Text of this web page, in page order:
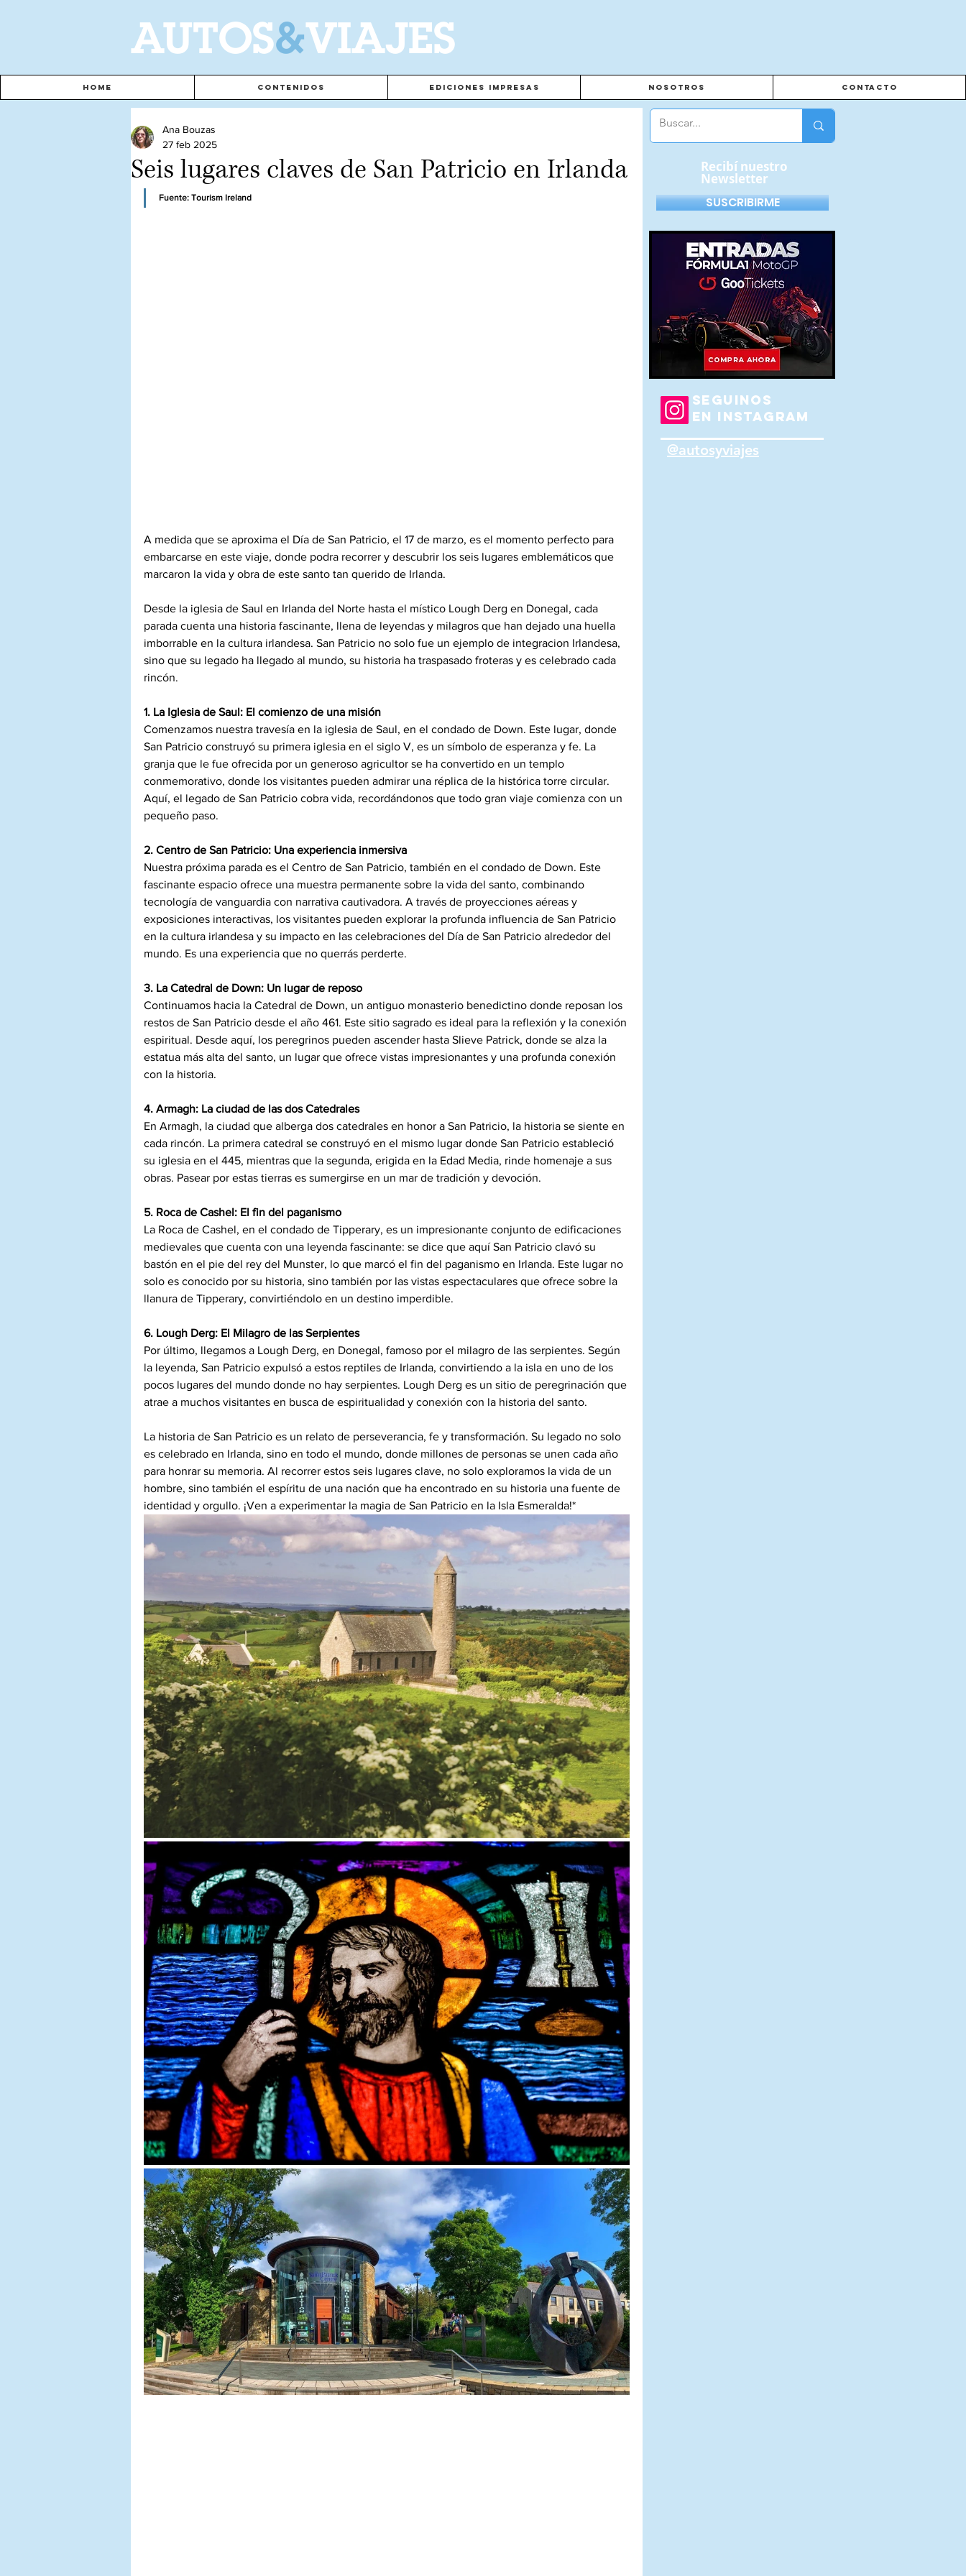
AUTOS&VIAJES
Home Contenidos Ediciones Impresas Nosotros Contacto
Seis lugares claves de San Patricio en Irlanda
Ana Bouzas
27 feb 2025
Fuente: Tourism Ireland
A medida que se aproxima el Día de San Patricio, el 17 de marzo, es el momento perfecto para
embarcarse en este viaje, donde podra recorrer y descubrir los seis lugares emblemáticos que
marcaron la vida y obra de este santo tan querido de Irlanda.
Desde la iglesia de Saul en Irlanda del Norte hasta el místico Lough Derg en Donegal, cada
parada cuenta una historia fascinante, llena de leyendas y milagros que han dejado una huella
imborrable en la cultura irlandesa. San Patricio no solo fue un ejemplo de integracion Irlandesa,
sino que su legado ha llegado al mundo, su historia ha traspasado froteras y es celebrado cada
rincón.
1. La Iglesia de Saul: El comienzo de una misión
Comenzamos nuestra travesía en la iglesia de Saul, en el condado de Down. Este lugar, donde
San Patricio construyó su primera iglesia en el siglo V, es un símbolo de esperanza y fe. La
granja que le fue ofrecida por un generoso agricultor se ha convertido en un templo
conmemorativo, donde los visitantes pueden admirar una réplica de la histórica torre circular.
Aquí, el legado de San Patricio cobra vida, recordándonos que todo gran viaje comienza con un
pequeño paso.
2. Centro de San Patricio: Una experiencia inmersiva
Nuestra próxima parada es el Centro de San Patricio, también en el condado de Down. Este
fascinante espacio ofrece una muestra permanente sobre la vida del santo, combinando
tecnología de vanguardia con narrativa cautivadora. A través de proyecciones aéreas y
exposiciones interactivas, los visitantes pueden explorar la profunda influencia de San Patricio
en la cultura irlandesa y su impacto en las celebraciones del Día de San Patricio alrededor del
mundo. Es una experiencia que no querrás perderte.
3. La Catedral de Down: Un lugar de reposo
Continuamos hacia la Catedral de Down, un antiguo monasterio benedictino donde reposan los
restos de San Patricio desde el año 461. Este sitio sagrado es ideal para la reflexión y la conexión
espiritual. Desde aquí, los peregrinos pueden ascender hasta Slieve Patrick, donde se alza la
estatua más alta del santo, un lugar que ofrece vistas impresionantes y una profunda conexión
con la historia.
4. Armagh: La ciudad de las dos Catedrales
En Armagh, la ciudad que alberga dos catedrales en honor a San Patricio, la historia se siente en
cada rincón. La primera catedral se construyó en el mismo lugar donde San Patricio estableció
su iglesia en el 445, mientras que la segunda, erigida en la Edad Media, rinde homenaje a sus
obras. Pasear por estas tierras es sumergirse en un mar de tradición y devoción.
5. Roca de Cashel: El fin del paganismo
La Roca de Cashel, en el condado de Tipperary, es un impresionante conjunto de edificaciones
medievales que cuenta con una leyenda fascinante: se dice que aquí San Patricio clavó su
bastón en el pie del rey del Munster, lo que marcó el fin del paganismo en Irlanda. Este lugar no
solo es conocido por su historia, sino también por las vistas espectaculares que ofrece sobre la
llanura de Tipperary, convirtiéndolo en un destino imperdible.
6. Lough Derg: El Milagro de las Serpientes
Por último, llegamos a Lough Derg, en Donegal, famoso por el milagro de las serpientes. Según
la leyenda, San Patricio expulsó a estos reptiles de Irlanda, convirtiendo a la isla en uno de los
pocos lugares del mundo donde no hay serpientes. Lough Derg es un sitio de peregrinación que
atrae a muchos visitantes en busca de espiritualidad y conexión con la historia del santo.
La historia de San Patricio es un relato de perseverancia, fe y transformación. Su legado no solo
es celebrado en Irlanda, sino en todo el mundo, donde millones de personas se unen cada año
para honrar su memoria. Al recorrer estos seis lugares clave, no solo exploramos la vida de un
hombre, sino también el espíritu de una nación que ha encontrado en su historia una fuente de
identidad y orgullo. ¡Ven a experimentar la magia de San Patricio en la Isla Esmeralda!*
SEGUINOS
EN INSTAGRAM
@autosyviajes
Recibí nuestro
Newsletter
SUSCRIBIRME